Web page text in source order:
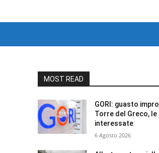
MOST READ
GORI: guasto
Torre del Greco, le
interessate
6 Agosto 2026